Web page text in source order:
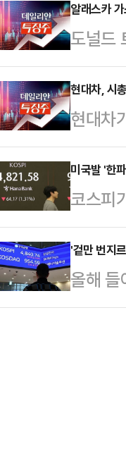
모나리
까지
중이다.
40%
니냐"
안을 …
알래스카
도널드
무역합
수혜주
시장에
거래
래되고
관 브
현대차, 시
현대차
소에
7500
치솟아
에너지
시가총
13일에
능(AI)
미국발 '한
코스피
보이고
래일보
장보다
면 외
'겉만 번지
올해
만 화려